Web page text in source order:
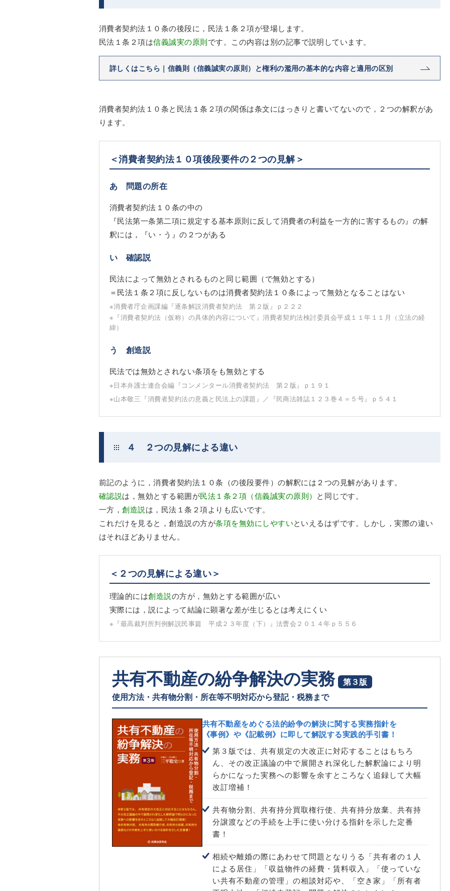
消費者契約法１０条の後段に，民法１条２項が登場します。
民法１条２項は信義誠実の原則です。この内容は別の記事で説明しています。
詳しくはこちら｜信義則（信義誠実の原則）と権利の濫用の基本的な内容と適用の区別
消費者契約法１０条と民法１条２項の関係は条文にはっきりと書いてないので，２つの解釈があ
ります。
＜消費者契約法１０項後段要件の２つの見解＞
あ 問題の所在
消費者契約法１０条の中の
『民法第一条第二項に規定する基本原則に反して消費者の利益を一方的に害するもの』の解
釈には，『い・う』の２つがある
い 確認説
民法によって無効とされるものと同じ範囲（で無効とする）
＝民法１条２項に反しないものは消費者契約法１０条によって無効となることはない
※消費者庁企画課編『逐条解説消費者契約法 第２版』ｐ２２２
※『消費者契約法（仮称）の具体的内容について』消費者契約法検討委員会平成１１年１１月（立法の経
緯）
う 創造説
民法では無効とされない条項をも無効とする
※日本弁護士連合会編『コンメンタール消費者契約法 第２版』ｐ１９１
※山本敬三『消費者契約法の意義と民法上の課題』／『民商法雑誌１２３巻４＝５号』ｐ５４１
４ ２つの見解による違い
前記のように，消費者契約法１０条（の後段要件）の解釈には２つの見解があります。
確認説は，無効とする範囲が民法１条２項（信義誠実の原則） と同じです。
一方，創造説は，民法１条２項よりも広いです。
これだけを見ると，創造説の方が条項を無効にしやすいといえるはずです。しかし，実際の違い
はそれほどありません。
＜２つの見解による違い＞
理論的には創造説の方が，無効とする範囲が広い
実際には，説によって結論に顕著な差が生じるとは考えにくい
※『最高裁判所判例解説民事篇 平成２３年度（下）』法曹会２０１４年ｐ５５６
共有不動産の紛争解決の実務
第３版
使用方法・共有物分割・所在等不明対応から登記・税務まで
共有不動産をめぐる法的紛争の解決に関する実務指針を
《事例》や《記載例》に即して解説する実践的手引書！
第３版では、共有規定の大改正に対応することはもちろ
ん、その改正議論の中で展開され深化した解釈論により明
らかになった実務への影響を余すところなく追録して大幅
改訂増補！
共有物分割、共有持分買取権行使、共有持分放棄、共有持
分譲渡などの手続を上手に使い分ける指針を示した定番
書！
相続や離婚の際にあわせて問題となりうる「共有者の１人
による居住」「収益物件の経費・賃料収入」「使っていな
い共有不動産の管理」の相談対応や、「空き家」「所有者